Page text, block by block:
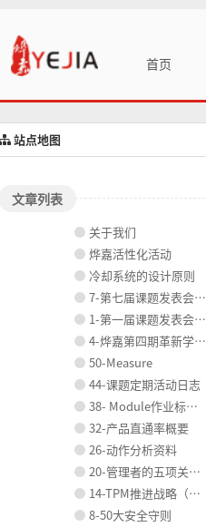
首页
站点地图
文章列表
关于我们
烨嘉活性化活动
冷却系统的设计原则
7-第七届课题发表会资料
1-第一届课题发表会资料
4-烨嘉第四期革新学校活动资料
50-Measure
44-课题定期活动日志
38- Module作业标准（参考资料）
32-产品直通率概要
26-动作分析资料
20-管理者的五项关键职责
14-TPM推进战略（案例）
8-50大安全守则